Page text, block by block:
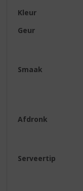
Kleur
Geur
Smaak
Afdronk
Serveertip